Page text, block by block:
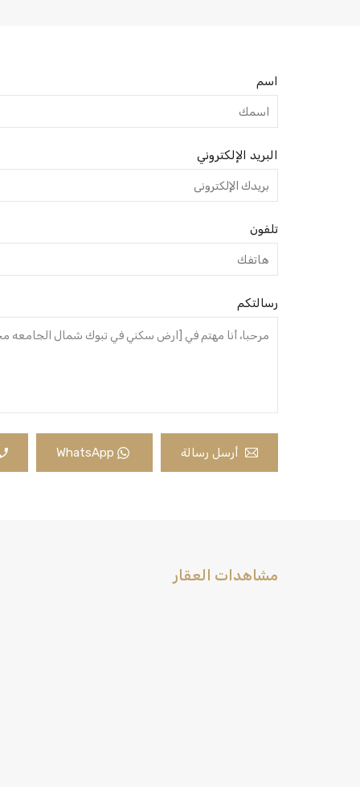
اسم
البريد الإلكتروني
تلفون
رسالتكم
أرسل رسالة WhatsApp
مشاهدات العقار